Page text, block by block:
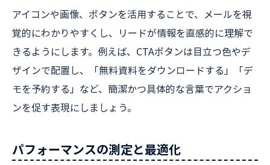
アイコンや画像、ボタンを活用することで、メールを視
覚的にわかりやすくし、リードが情報を直感的に理解で
きるようにします。例えば、CTAボタンは目立つ色やデ
ザインで配置し、「無料資料をダウンロードする」「デ
モを予約する」など、簡潔かつ具体的な言葉でアクショ
ンを促す表現にしましょう。
パフォーマンスの測定と最適化